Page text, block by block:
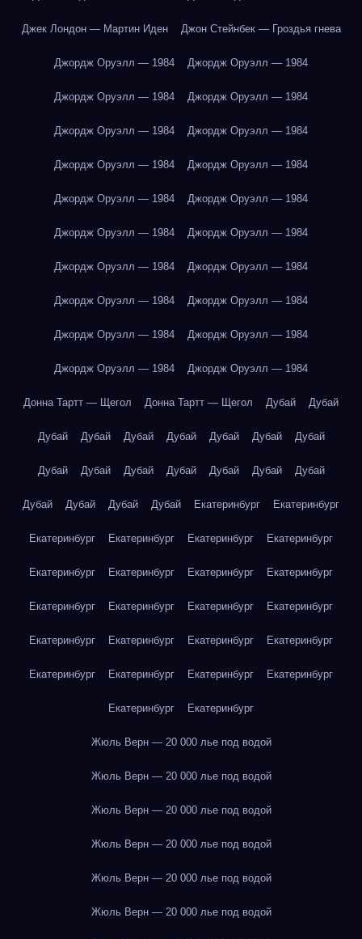
Джек Лондон — Мартин Иден Джон Стейнбек — Гроздья гнева
Джордж Оруэлл — 1984 Джордж Оруэлл — 1984
Джордж Оруэлл — 1984 Джордж Оруэлл — 1984
Джордж Оруэлл — 1984 Джордж Оруэлл — 1984
Джордж Оруэлл — 1984 Джордж Оруэлл — 1984
Джордж Оруэлл — 1984 Джордж Оруэлл — 1984
Джордж Оруэлл — 1984 Джордж Оруэлл — 1984
Джордж Оруэлл — 1984 Джордж Оруэлл — 1984
Джордж Оруэлл — 1984 Джордж Оруэлл — 1984
Джордж Оруэлл — 1984 Джордж Оруэлл — 1984
Джордж Оруэлл — 1984 Джордж Оруэлл — 1984
Донна Тартт — Щегол Донна Тартт — Щегол Дубай Дубай
Дубай Дубай Дубай Дубай Дубай Дубай Дубай
Дубай Дубай Дубай Дубай Дубай Дубай Дубай
Дубай Дубай Дубай Дубай Екатеринбург Екатеринбург
Екатеринбург Екатеринбург Екатеринбург Екатеринбург
Екатеринбург Екатеринбург Екатеринбург Екатеринбург
Екатеринбург Екатеринбург Екатеринбург Екатеринбург
Екатеринбург Екатеринбург Екатеринбург Екатеринбург
Екатеринбург Екатеринбург Екатеринбург Екатеринбург
Екатеринбург Екатеринбург
Жюль Верн — 20 000 лье под водой
Жюль Верн — 20 000 лье под водой
Жюль Верн — 20 000 лье под водой
Жюль Верн — 20 000 лье под водой
Жюль Верн — 20 000 лье под водой
Жюль Верн — 20 000 лье под водой